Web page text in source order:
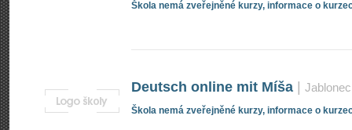
Škola nemá zveřejněné kurzy, informace o
Deutsch online mit Míša
Škola nemá zveřejněné kurzy, informace o